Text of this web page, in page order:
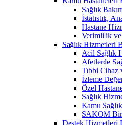
Sağlık
İstatistik,
Hastane
Verimlilik
Sağlık Hizmetleri
Acil Sağlık
Afetlerde
Tıbbi Cihaz
İzleme
Özel
Sağlık
Kamu
SAKOM
Destek Hizmetleri